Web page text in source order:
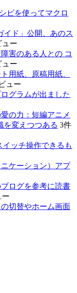
ピを使ってマクロ
イド」公開、あのス
ュー
害のある人との コ
ュー
用紙、原稿用紙、
ュー
グラムが出ました
の力：短編アニメ
を変えつつある 3件
ッチ操作できるも
ケーション）アプ
ログを参考に読書
ー
切替やホーム画面